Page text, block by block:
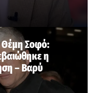
Θέμη Σοφό:
η
– Βαρύ